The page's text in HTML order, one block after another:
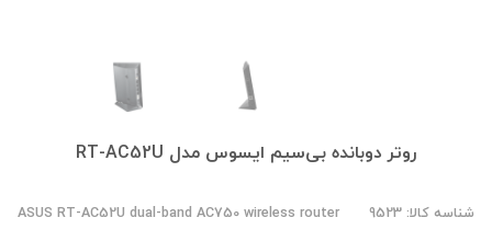
روتر دوبانده بی‌سیم ایسوس مدل RT-AC52U
شناسه کالا: 9523 ASUS RT-AC52U dual-band AC750 wireless router